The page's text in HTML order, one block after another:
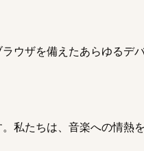
ザを備えたあらゆるデ
私たちは、音楽への情